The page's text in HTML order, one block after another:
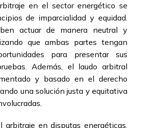
en el sector energético se
de imparcialidad y equidad.
actuar de manera neutral y
que ambas partes tengan
para presentar sus
Además, el laudo arbitral
y basado en el derecho
una solución justa y equitativa
arbitraje en disputas energéticas,